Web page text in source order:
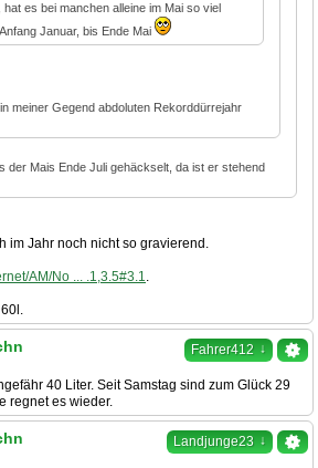
es bei manchen alleine im Mai so viel
Januar, bis Ende Mai
meiner Gegend abdoluten Rekorddürrejahr
der Mais Ende Juli gehäckselt, da ist er stehend
im Jahr noch nicht so gravierend.
AM/No ... .1,3.5#3.1.
Fahrer412 ↓
40 Liter. Seit Samstag sind zum Glück 29
regnet es wieder.
Landjunge23 ↓